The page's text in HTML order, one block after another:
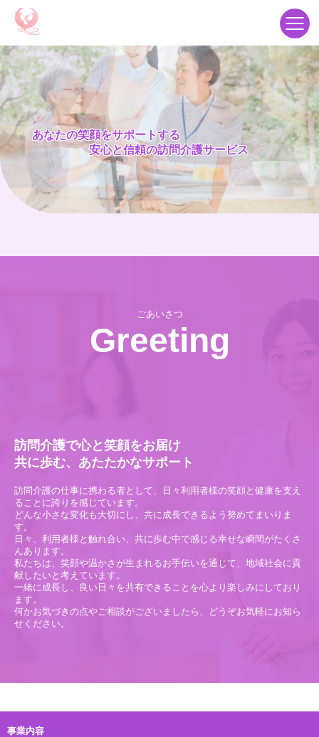
あなたの笑顔をサポートする
安心と信頼の訪問介護サービス
ごあいさつ
Greeting
訪問介護で心と笑顔をお届け
共に歩む、あたたかなサポート
訪問介護の仕事に携わる者として、日々利用者様の笑顔と健康を支え
ることに誇りを感じています。
どんな小さな変化も大切にし、共に成長できるよう努めてまいりま
す。
日々、利用者様と触れ合い、共に歩む中で感じる幸せな瞬間がたくさ
んあります。
私たちは、笑顔や温かさが生まれるお手伝いを通じて、地域社会に貢
献したいと考えています。
一緒に成長し、良い日々を共有できることを心より楽しみにしており
ます。
何かお気づきの点やご相談がございましたら、どうぞお気軽にお知ら
せください。
事業内容